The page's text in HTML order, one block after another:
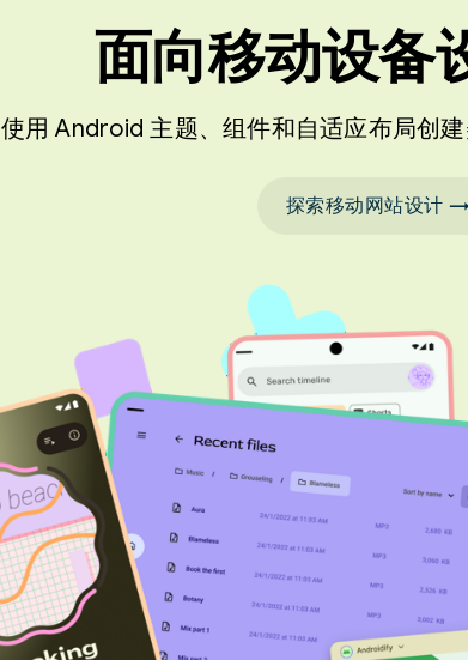
面向移动设备
使用 Android 主题、组件和自适应布局创建
探索移动网站设计 →